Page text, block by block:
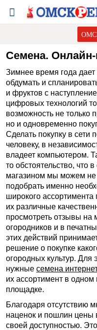
Семена. Онлайн-
Зимнее время года
обдумать и
и фруктов с
цифровых технологий
возможность не только
но и одновременно
Сделать покупку в сети
человеку, в
владеет компьютером.
то обстоятельство, что
магазином мы можем
подобрать именно
широкого ассортимента
их различные
просмотреть отзывы
огородников и в
этих действий
решение о покупке
огородных культур. Для
нужные семена
их ассортимент в
площадке.
Благодаря отсутствию
наценок и пошлин цены
своей доступностью.